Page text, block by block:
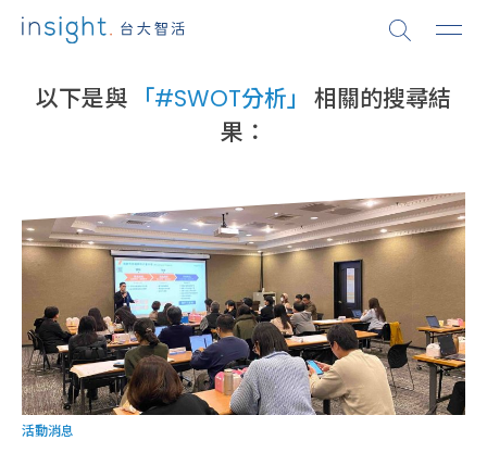
以下是與 「#SWOT分析」
相關的搜尋結
果：
活動消息